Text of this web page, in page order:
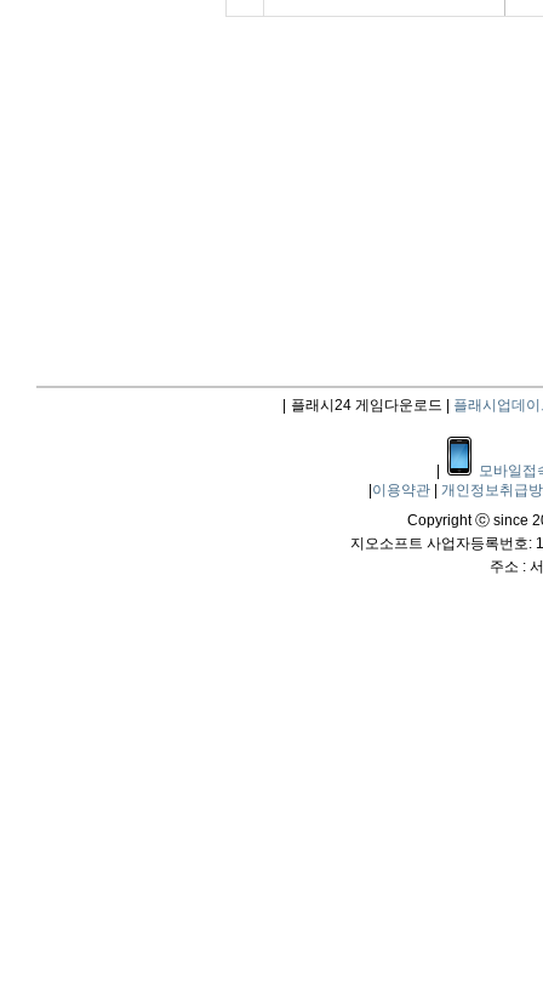
플래시24 게임다운로드 | 플래시업데이
모바일접
이용약관
개인정보취급
Copyright ⓒ since
지오소프트 사업자등록번호:
주소 :